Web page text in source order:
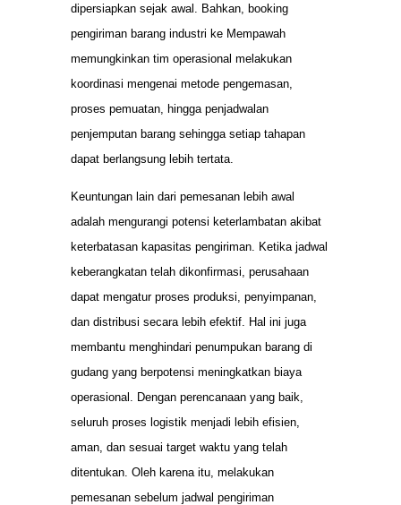
dipersiapkan sejak awal. Bahkan, booking
pengiriman barang industri ke Mempawah
memungkinkan tim operasional melakukan
koordinasi mengenai metode pengemasan,
proses pemuatan, hingga penjadwalan
penjemputan barang sehingga setiap tahapan
dapat berlangsung lebih tertata.
Keuntungan lain dari pemesanan lebih awal
adalah mengurangi potensi keterlambatan akibat
keterbatasan kapasitas pengiriman. Ketika jadwal
keberangkatan telah dikonfirmasi, perusahaan
dapat mengatur proses produksi, penyimpanan,
dan distribusi secara lebih efektif. Hal ini juga
membantu menghindari penumpukan barang di
gudang yang berpotensi meningkatkan biaya
operasional. Dengan perencanaan yang baik,
seluruh proses logistik menjadi lebih efisien,
aman, dan sesuai target waktu yang telah
ditentukan. Oleh karena itu, melakukan
pemesanan sebelum jadwal pengiriman